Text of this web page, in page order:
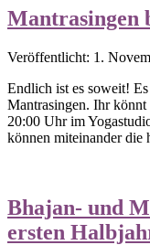
Mantrasingen
Veröffentlicht: 1.
Endlich ist es soweit!
Mantrasingen. Ihr
20:00 Uhr im
können miteinander die
Bhajan- und
ersten